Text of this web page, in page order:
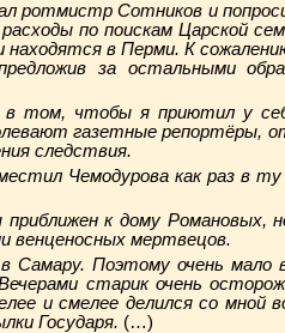
ротмистр Сотников и
по поискам Царской
находятся в Перми. К
за остальными
в том, чтобы я приютил у
газетные репортёры,
следствия.
Чемодурова как раз в
приближен к дому Романовых,
венценосных мертвецов.
Самару. Поэтому очень мало
старик очень
и смелее делился со мной
Государя. (…)